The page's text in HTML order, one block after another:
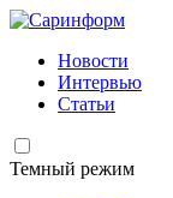
Новости
Интервью
Статьи
Темный режим